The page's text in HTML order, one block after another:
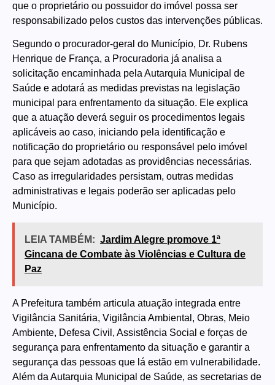
que o proprietário ou possuidor do imóvel possa ser
responsabilizado pelos custos das intervenções públicas.
Segundo o procurador-geral do Município, Dr. Rubens
Henrique de França, a Procuradoria já analisa a
solicitação encaminhada pela Autarquia Municipal de
Saúde e adotará as medidas previstas na legislação
municipal para enfrentamento da situação. Ele explica
que a atuação deverá seguir os procedimentos legais
aplicáveis ao caso, iniciando pela identificação e
notificação do proprietário ou responsável pelo imóvel
para que sejam adotadas as providências necessárias.
Caso as irregularidades persistam, outras medidas
administrativas e legais poderão ser aplicadas pelo
Município.
LEIA TAMBÉM: Jardim Alegre promove 1ª
Gincana de Combate às Violências e Cultura de
Paz
A Prefeitura também articula atuação integrada entre
Vigilância Sanitária, Vigilância Ambiental, Obras, Meio
Ambiente, Defesa Civil, Assistência Social e forças de
segurança para enfrentamento da situação e garantir a
segurança das pessoas que lá estão em vulnerabilidade.
Além da Autarquia Municipal de Saúde, as secretarias de